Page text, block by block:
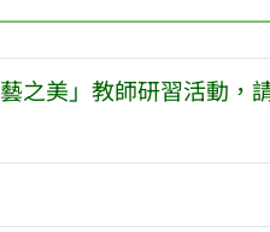
之美」教師研習活動，